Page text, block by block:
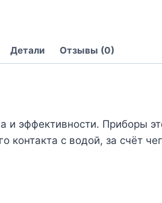
Детали Отзывы (0)
и эффективности. Приборы
контакта с водой, за счёт